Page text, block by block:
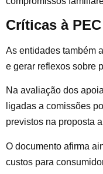
Críticas à
As entidades também
e gerar reflexos sobre
Na avaliação dos
ligadas a comissões
previstos na proposta
O documento afirma
custos para